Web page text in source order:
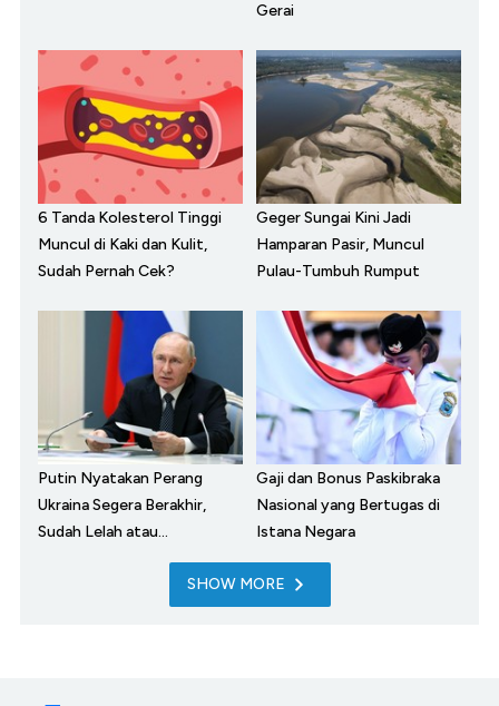
Gerai
6 Tanda Kolesterol Tinggi
Muncul di Kaki dan Kulit,
Sudah Pernah Cek?
Geger Sungai Kini Jadi
Hamparan Pasir, Muncul
Pulau-Tumbuh Rumput
Putin Nyatakan Perang
Ukraina Segera Berakhir,
Sudah Lelah atau...
Gaji dan Bonus Paskibraka
Nasional yang Bertugas di
Istana Negara
SHOW MORE